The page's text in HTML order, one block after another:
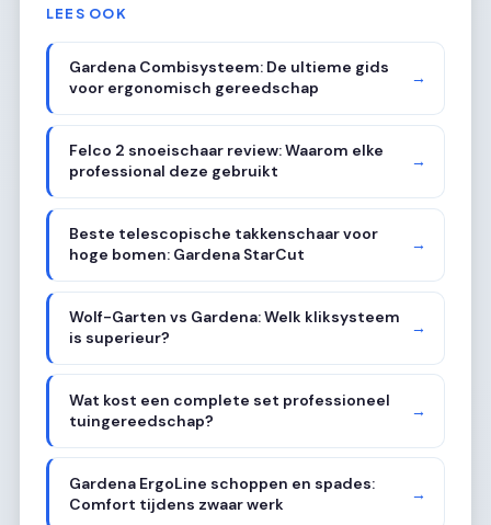
LEES OOK
Gardena Combisysteem: De ultieme gids
voor ergonomisch gereedschap
→
Felco 2 snoeischaar review: Waarom elke
professional deze gebruikt
→
Beste telescopische takkenschaar voor
hoge bomen: Gardena StarCut
→
Wolf-Garten vs Gardena: Welk kliksysteem
is superieur?
→
Wat kost een complete set professioneel
tuingereedschap?
→
Gardena ErgoLine schoppen en spades:
Comfort tijdens zwaar werk
→